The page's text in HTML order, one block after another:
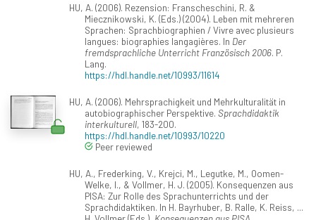
HU, A. (2006). Rezension: Franscheschini, R. &
Miecznikowski, K. (Eds.) (2004). Leben mit mehreren
Sprachen: Sprachbiographien / Vivre avec plusieurs
langues: biographies langagières. In Der
fremdsprachliche Unterricht Französisch 2006. P.
Lang.
https://hdl.handle.net/10993/11614
HU, A. (2006). Mehrsprachigkeit und Mehrkulturalität in
autobiographischer Perspektive. Sprachdidaktik
interkulturell, 183-200.
https://hdl.handle.net/10993/10220
Peer reviewed
HU, A., Frederking, V., Krejci, M., Legutke, M., Oomen-
Welke, I., & Vollmer, H. J. (2005). Konsequenzen aus
PISA: Zur Rolle des Sprachunterrichts und der
Sprachdidaktiken. In H. Bayrhuber, B. Ralle, K. Reiss, ...